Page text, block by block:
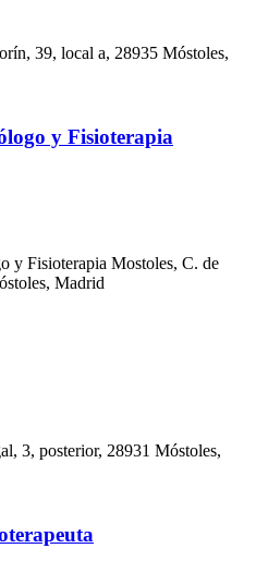
39, local a, 28935 Móstoles,
y Fisioterapia
y Fisioterapia Mostoles, C. de
Madrid
3, posterior, 28931 Móstoles,